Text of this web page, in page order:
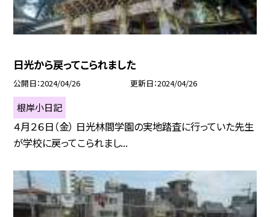
日光から戻ってこられました
公開日 2024/04/26 更新日 2024/04/26
根岸小日記
４月２６日（金） 日光林間学園の実地踏査に行っていた先生
が学校に戻ってこられまし...